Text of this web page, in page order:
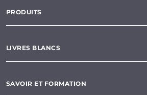
PRODUITS
LIVRES BLANCS
SAVOIR ET FORMATION